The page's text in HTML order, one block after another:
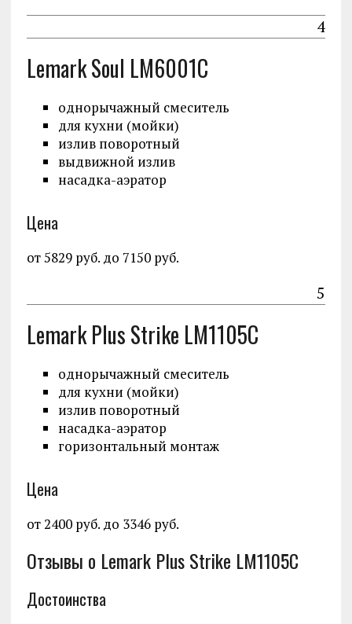
4
Lemark Soul LM6001C
однорычажный смеситель
для кухни (мойки)
излив поворотный
выдвижной излив
насадка-аэратор
Цена
от 5829 руб. до 7150 руб.
5
Lemark Plus Strike LM1105C
однорычажный смеситель
для кухни (мойки)
излив поворотный
насадка-аэратор
горизонтальный монтаж
Цена
от 2400 руб. до 3346 руб.
Отзывы о Lemark Plus Strike LM1105C
Достоинства